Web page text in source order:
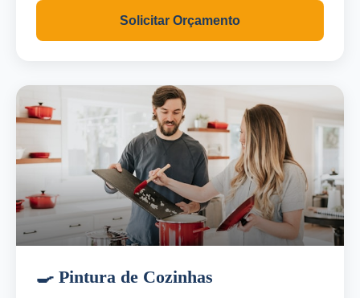
Solicitar Orçamento
🍳 Pintura de Cozinhas